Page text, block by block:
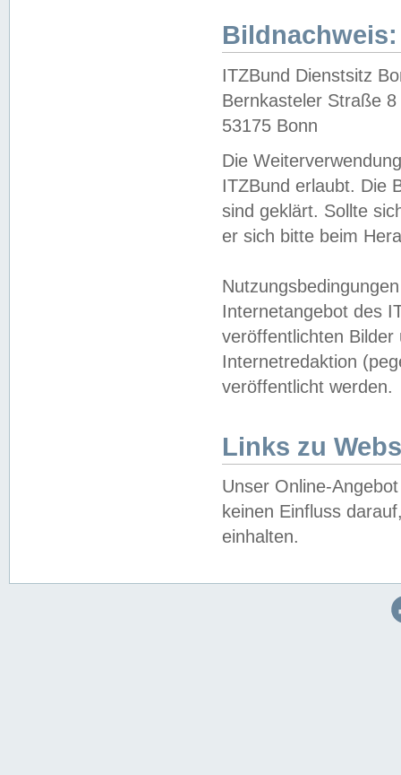
Bildnachweis:
ITZBund Dienstsitz
Bernkasteler Straße 8
53175 Bonn
Die
ITZBund erlaubt. Die
sind geklärt. Sollte
er sich bitte beim
Internetangebot des
veröffentlichten
Internetredaktion
veröffentlicht werden.
Links zu
Unser Online-
keinen Einfluss
einhalten.